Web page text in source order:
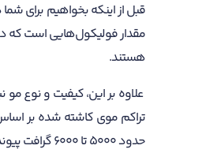
قبل از اینکه بخواهیم برای
مقدار فولیکول‌هایی است که
هستند.
تراکم موی کاشته شده بر
حدود 5000 تا 6000 گرافت پیوند انجام شود.